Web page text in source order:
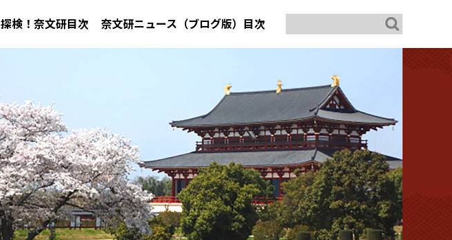
探検！奈文研目次 奈文研ニュース（ブログ版）目次